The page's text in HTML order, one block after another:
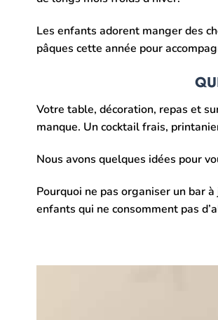
Les enfants adorent manger des
pâques cette année pour
Votre table, décoration, repas et
manque. Un cocktail frais,
Nous avons quelques idées pour
Pourquoi ne pas organiser un bar
enfants qui ne consomment pas